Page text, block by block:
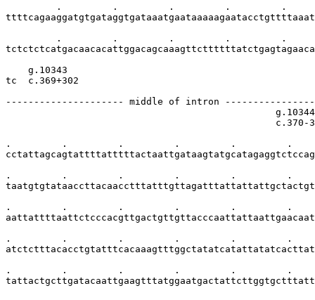
.         .         .         .         .
.         .         .         .         .
    g.10343
tc  c.369+302
--------------------- middle of intron
c.370-
.         .         .         .         .         .
.         .         .         .         .         .
.         .         .         .         .         .
.         .         .         .         .         .
.         .         .         .         .         .